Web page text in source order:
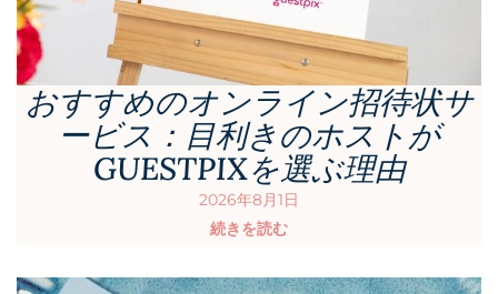
おすすめのオンライン招待状サ
ービス：目利きのホストが
GUESTPIXを選ぶ理由
2026年8月1日
続きを読む